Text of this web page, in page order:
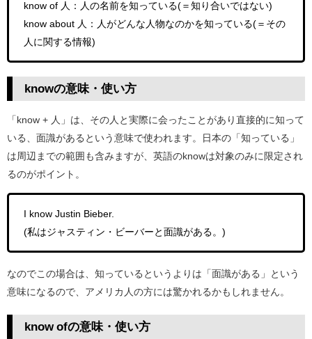
know of 人：人の名前を知っている(＝知り合いではない)
know about 人：人がどんな人物なのかを知っている(＝その
人に関する情報)
knowの意味・使い方
「know + 人」は、その人と実際に会ったことがあり直接的に知って
いる、面識があるという意味で使われます。日本の「知っている」
は周辺までの範囲も含みますが、英語のknowは対象のみに限定され
るのがポイント。
I know Justin Bieber.
(私はジャスティン・ビーバーと面識がある。)
なのでこの場合は、知っているというよりは「面識がある」という
意味になるので、アメリカ人の方には驚かれるかもしれません。
know ofの意味・使い方